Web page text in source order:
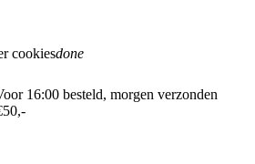
cookiesdone
16:00 besteld, morgen verzonden